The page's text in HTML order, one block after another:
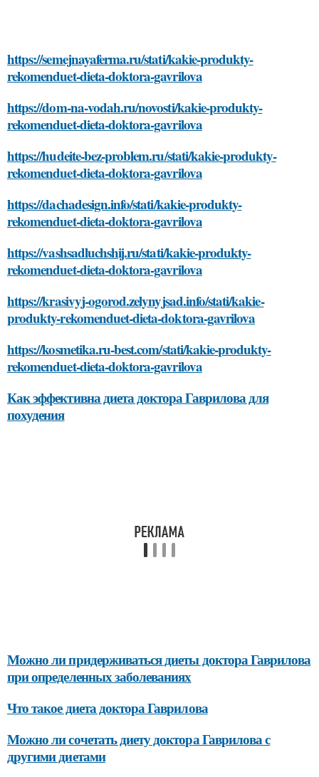
https://semejnayaferma.ru/stati/kakie-produkty-
rekomenduet-dieta-doktora-gavrilova
https://dom-na-vodah.ru/novosti/kakie-produkty-
rekomenduet-dieta-doktora-gavrilova
https://hudeite-bez-problem.ru/stati/kakie-produkty-
rekomenduet-dieta-doktora-gavrilova
https://dachadesign.info/stati/kakie-produkty-
rekomenduet-dieta-doktora-gavrilova
https://vashsadluchshij.ru/stati/kakie-produkty-
rekomenduet-dieta-doktora-gavrilova
https://krasivyj-ogorod.zelynyjsad.info/stati/kakie-
produkty-rekomenduet-dieta-doktora-gavrilova
https://kosmetika.ru-best.com/stati/kakie-produkty-
rekomenduet-dieta-doktora-gavrilova
Как эффективна диета доктора Гаврилова для
похудения
Можно ли придерживаться диеты доктора Гаврилова
при определенных заболеваниях
Что такое диета доктора Гаврилова
Можно ли сочетать диету доктора Гаврилова с
другими диетами